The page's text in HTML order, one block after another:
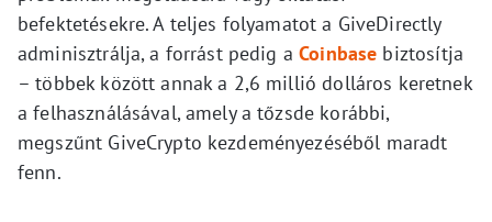
befektetésekre. A teljes folyamatot a GiveDirectly
adminisztrálja, a forrást pedig aCoinbase biztosítja
– többek között annak a 2,6 millió dolláros keretnek
a felhasználásával, amely a tőzsde korábbi,
megszűnt GiveCrypto kezdeményezéséből maradt
fenn.